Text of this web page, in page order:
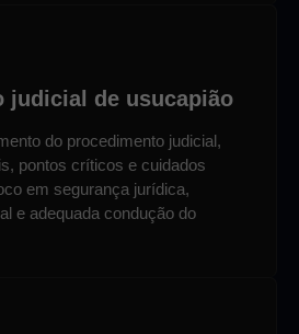
judicial de usucapião
do procedimento judicial,
pontos críticos e cuidados
em segurança jurídica,
e adequada condução do